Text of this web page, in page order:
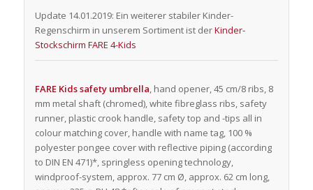
Update 14.01.2019: Ein weiterer stabiler Kinder-
Regenschirm in unserem Sortiment ist derKinder-
Stockschirm FARE 4-Kids
FARE Kids safety umbrella, hand opener, 45 cm/8 ribs, 8
mm metal shaft (chromed), white fibreglass ribs, safety
runner, plastic crook handle, safety top and -tips all in
colour matching cover, handle with name tag, 100 %
polyester pongee cover with reflective piping (according
to DIN EN 471)*, springless opening technology,
windproof-system, approx. 77 cm Ø, approx. 62 cm long,